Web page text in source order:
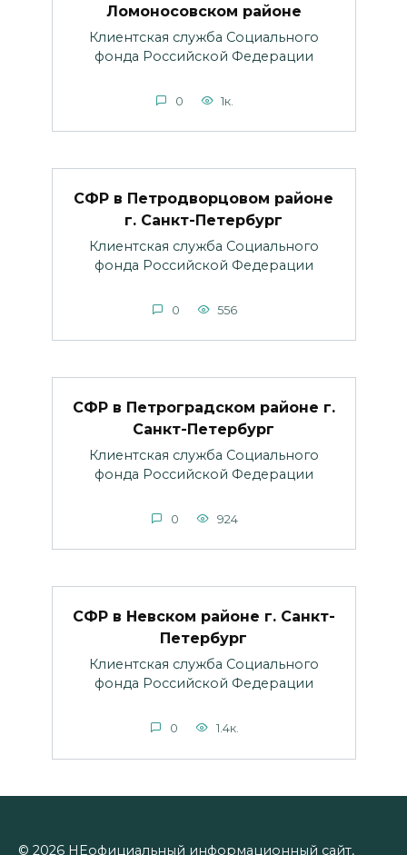
Ломоносовском районе
Клиентская служба Социального
фонда Российской Федерации
0 1к.
СФР в Петродворцовом районе
г. Санкт-Петербург
Клиентская служба Социального
фонда Российской Федерации
0 556
СФР в Петроградском районе г.
Санкт-Петербург
Клиентская служба Социального
фонда Российской Федерации
0 924
СФР в Невском районе г. Санкт-
Петербург
Клиентская служба Социального
фонда Российской Федерации
0 1.4к.
© 2026 НЕофициальный информационный сайт,